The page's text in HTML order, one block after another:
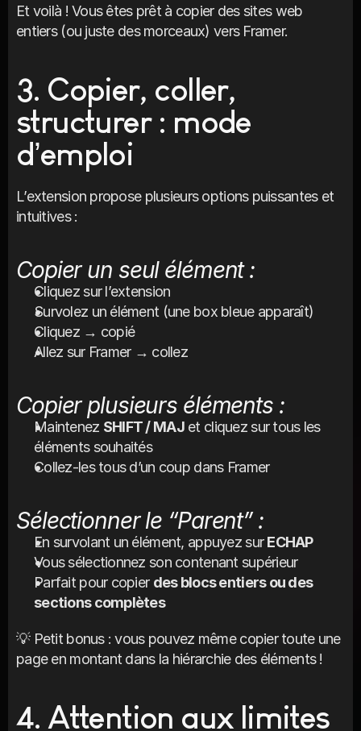
Et voilà ! Vous êtes prêt à copier des sites web
entiers (ou juste des morceaux) vers Framer.
3. Copier, coller,
structurer : mode
d’emploi
L’extension propose plusieurs options puissantes et
intuitives :
Copier un seul élément :
Cliquez sur l’extension
Survolez un élément (une box bleue apparaît)
Cliquez → copié
Allez sur Framer → collez
Copier plusieurs éléments :
Maintenez SHIFT / MAJ et cliquez sur tous les
éléments souhaités
Collez-les tous d’un coup dans Framer
Sélectionner le “Parent” :
En survolant un élément, appuyez sur ECHAP
Vous sélectionnez son contenant supérieur
Parfait pour copier des blocs entiers ou des
sections complètes
💡 Petit bonus : vous pouvez même copier toute une
page en montant dans la hiérarchie des éléments !
4. Attention aux limites